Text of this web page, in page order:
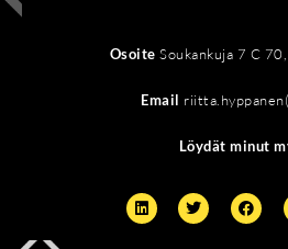
OsoiteSoukankuja 7 C
Email
Löydät minut